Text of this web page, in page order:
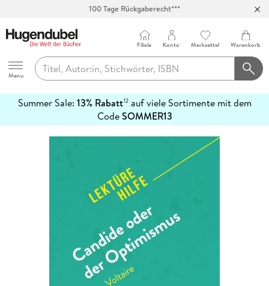
100 Tage Rückgaberecht***
Hugendubel
Menu
Filiale Konto Merkzettel Warenkorb
Summer Sale: 13% Rabatt12auf viele Sortimente mit dem
CodeSOMMER13
erfahren